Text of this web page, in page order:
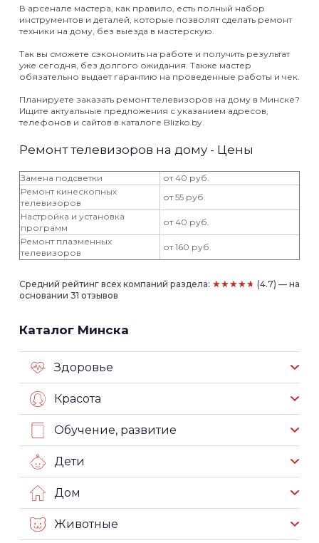
В арсенале мастера, как правило, есть полный набор
инструментов и деталей, которые позволят сделать ремонт
техники на дому, без выезда в мастерскую.
Так вы сможете сэкономить на работе и получить результат
уже сегодня, без долгого ожидания. Также мастер
обязательно выдает гарантию на проведенные работы и чек.
Планируете заказать ремонт телевизоров на дому в Минске?
Ищите актуальные предложения с указанием адресов,
телефонов и сайтов в каталоге Blizko.by.
Ремонт телевизоров на дому - Цены
Замена подсветки
от 40 руб.
Ремонт кинескопных
телевизоров
от 55 руб.
Настройка и установка
программ
от 40 руб.
Ремонт плазменных
телевизоров
от 160 руб.
Средний рейтинг всех компаний раздела: ★★★★★ (4.7) — на
основании 31 отзывов
Каталог Минска
Здоровье
Красота
Обучение, развитие
Дети
Дом
Животные